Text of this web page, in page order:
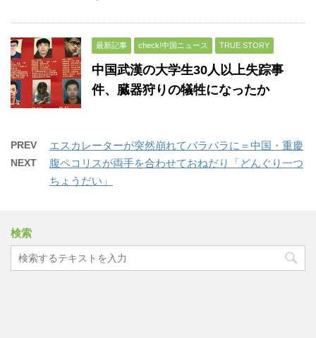
最新記事 check!中国ニュース TRUE STORY
中国武漢の大学生30人以上失踪事
件、臓器狩りの犠牲になったか
PREV エスカレーターが突然崩れてバラバラに＝中国・重慶
NEXT
腹ペコリスが両手を合わせておねだり「どんぐり一つ
ちょうだい」
検索